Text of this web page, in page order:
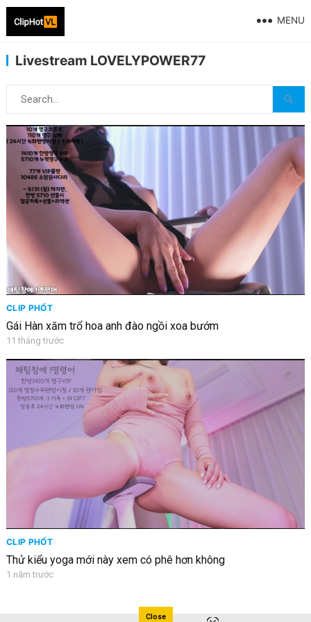
MENU
Livestream LOVELYPOWER77
CLIP PHỐT
Gái Hàn xăm trổ hoa anh đào ngồi xoa bướm
11 tháng trước
CLIP PHỐT
Thử kiểu yoga mới này xem có phê hơn không
1 năm trước
Close